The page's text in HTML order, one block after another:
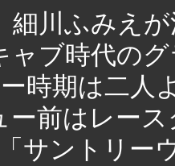
細川ふみえ
ャブ時代の
時期は二人
ー前はレー
サントリー